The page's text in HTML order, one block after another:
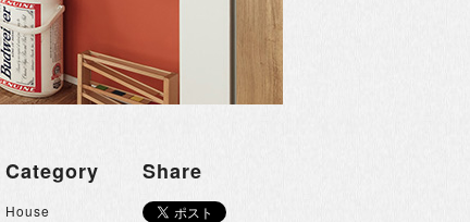
Category
House
Share